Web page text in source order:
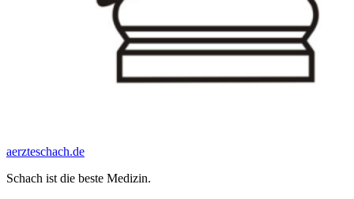
aerzteschach.de
Schach ist die beste Medizin.